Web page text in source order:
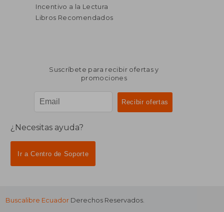
Incentivo a la Lectura
Libros Recomendados
Suscríbete para recibir ofertas y
promociones
¿Necesitas ayuda?
Ir a Centro de Soporte
Buscalibre Ecuador Derechos Reservados.